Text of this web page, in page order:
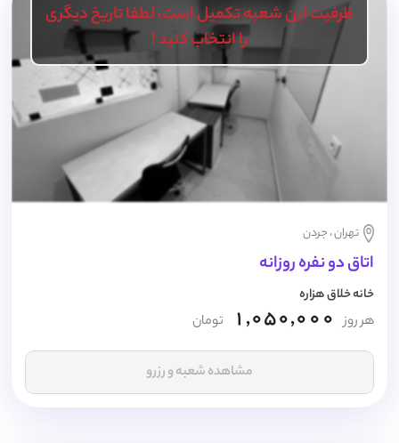
ظرفیت این شعبه تکمیل است، لطفا تاریخ دیگری
را انتخاب کنید !
تهران ، جردن
اتاق دو نفره روزانه
خانه خلاق هزاره
هر روز 1,050,000 تومان
مشاهده شعبه و رزرو